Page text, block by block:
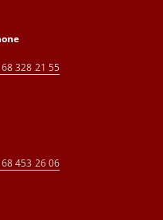
328 21 55
453 26 06